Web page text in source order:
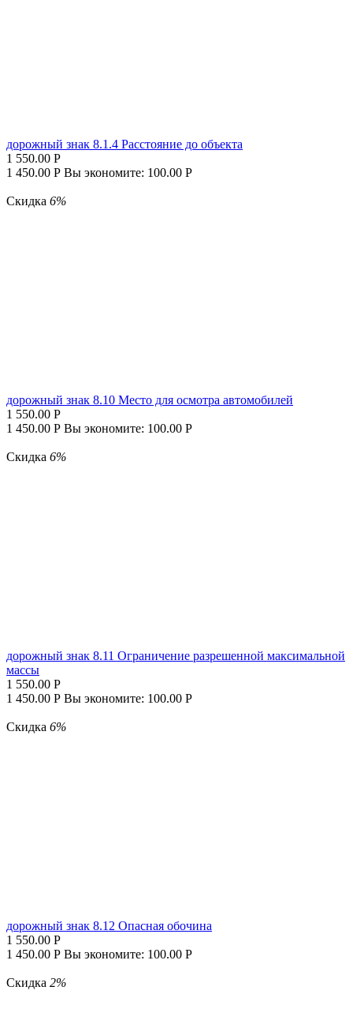
дорожный знак 8.1.4 Расстояние до объекта
1 550.00 Р
1 450.00 Р Вы экономите: 100.00 Р
Скидка 6%
дорожный знак 8.10 Место для осмотра автомобилей
1 550.00 Р
1 450.00 Р Вы экономите: 100.00 Р
Скидка 6%
дорожный знак 8.11 Ограничение разрешенной максимальной
массы
1 550.00 Р
1 450.00 Р Вы экономите: 100.00 Р
Скидка 6%
дорожный знак 8.12 Опасная обочина
1 550.00 Р
1 450.00 Р Вы экономите: 100.00 Р
Скидка 2%